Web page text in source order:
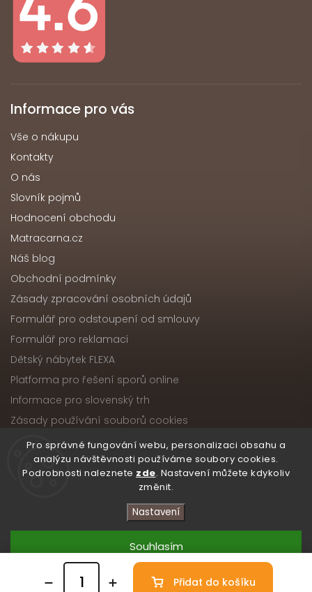
Pro správné fungování webu, personalizaci obsahu a
analýzu návštěvnosti používáme soubory cookies.
Podrobnosti naleznete zde. Nastavení můžete kdykoliv
změnit.
Nastavení
Odmítnout
Souhlasím
Přidat do košíku
Informace pro vás
Vše o nákupu
Kontakty
O nás
Slovník pojmů
Hodnocení obchodu
Matracarna.cz
Náš blog
Obchodní podmínky
Zásady zpracování osobních údajů
Formulář pro odstoupení od smlouvy
Formulář pro reklamaci
Dětský nábytek FLEXA
Platforma pro řešení sporů online
Informace pro slovenský trh
Zásady používání souborů cookies
Copyright 2026Nábytek ATIKA, s.r.o.. Všechna práva
vyhrazena.
Upravit nastavení cookies
VytvořilShoptet| DesignShoptak.cz
/* Skryté zobrazení obou ikon na počítači */ .atika-